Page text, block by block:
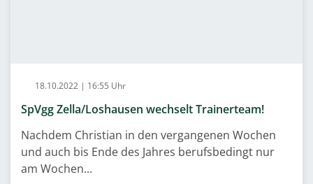
18.10.2022 | 16:55 Uhr
SpVgg Zella/Loshausen wechselt Trainerteam!
Nachdem Christian in den vergangenen Wochen
und auch bis Ende des Jahres berufsbedingt nur
am Wochen...